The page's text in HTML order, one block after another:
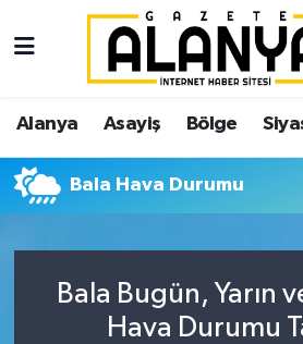
Alanya Asayiş Bölge
Bala Hava Durumu
Bala Bugün, Yarın
Hava Durumu
Alanya
Asayiş
Bölge
Siyaset
Spor
İstanbul Nöbetçi Eczaneler
İstanbul Hava Durumu
İstanbul Trafik Yoğunluk
Süper Lig Puan Durumu ve
Tüm Manşetler